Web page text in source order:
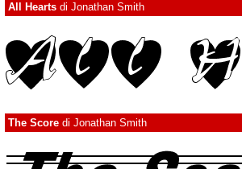
All Hearts di Jonathan Smith
The Score di Jonathan Smith